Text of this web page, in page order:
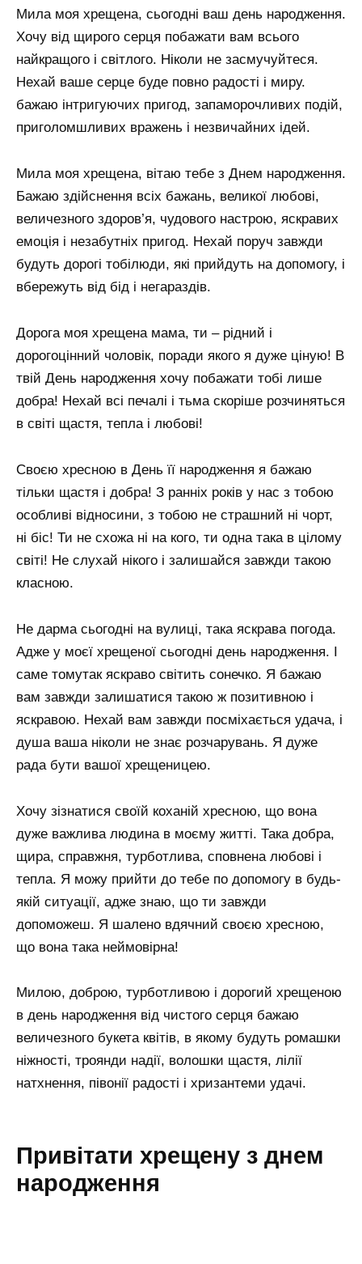
Мила моя хрещена, сьогодні ваш день народження.
Хочу від щирого серця побажати вам всього
найкращого і світлого. Ніколи не засмучуйтеся.
Нехай ваше серце буде повно радості і миру.
бажаю інтригуючих пригод, запаморочливих подій,
приголомшливих вражень і незвичайних ідей.
Мила моя хрещена, вітаю тебе з Днем народження.
Бажаю здійснення всіх бажань, великої любові,
величезного здоров’я, чудового настрою, яскравих
емоція і незабутніх пригод. Нехай поруч завжди
будуть дорогі тобілюди, які прийдуть на допомогу, і
вбережуть від бід і негараздів.
Дорога моя хрещена мама, ти – рідний і
дорогоцінний чоловік, поради якого я дуже ціную! В
твій День народження хочу побажати тобі лише
добра! Нехай всі печалі і тьма скоріше розчиняться
в світі щастя, тепла і любові!
Своєю хресною в День її народження я бажаю
тільки щастя і добра! З ранніх років у нас з тобою
особливі відносини, з тобою не страшний ні чорт,
ні біс! Ти не схожа ні на кого, ти одна така в цілому
світі! Не слухай нікого і залишайся завжди такою
класною.
Не дарма сьогодні на вулиці, така яскрава погода.
Адже у моєї хрещеної сьогодні день народження. І
саме томутак яскраво світить сонечко. Я бажаю
вам завжди залишатися такою ж позитивною і
яскравою. Нехай вам завжди посміхається удача, і
душа ваша ніколи не знає розчарувань. Я дуже
рада бути вашої хрещеницею.
Хочу зізнатися своїй коханій хресною, що вона
дуже важлива людина в моєму житті. Така добра,
щира, справжня, турботлива, сповнена любові і
тепла. Я можу прийти до тебе по допомогу в будь-
якій ситуації, адже знаю, що ти завжди
допоможеш. Я шалено вдячний своєю хресною,
що вона така неймовірна!
Милою, доброю, турботливою і дорогий хрещеною
в день народження від чистого серця бажаю
величезного букета квітів, в якому будуть ромашки
ніжності, троянди надії, волошки щастя, лілії
натхнення, півонії радості і хризантеми удачі.
Привітати хрещену з днем
народження